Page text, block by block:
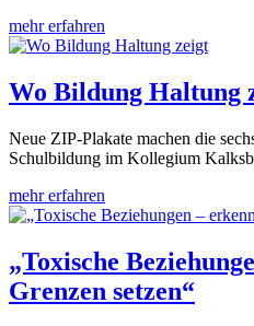
mehr erfahren
Wo Bildung Haltung
Neue ZIP-Plakate machen die
Schulbildung im Kollegium
mehr erfahren
„Toxische
Grenzen setzen“